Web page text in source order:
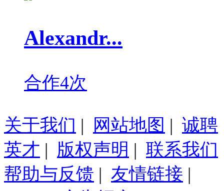
Alexandr...
合作4次
关于我们 | 网站地图 | 诚聘
英才 | 版权声明 | 联系我们
帮助与反馈 | 友情链接 |